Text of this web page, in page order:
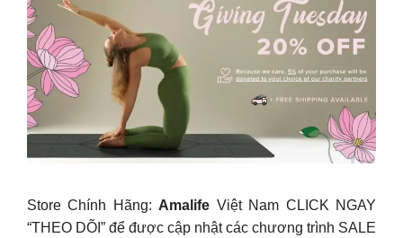
Store Chính Hãng: Amalife Việt Nam CLICK NGAY
“THEO DÕI” để được cập nhật các chương trình SALE